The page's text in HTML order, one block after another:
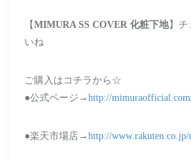
【MIMURA SS COVER 化粧下地】チ
いね
ご購入はコチラから☆
●公式ページ→ http://
●楽天市場店→ http://www.rakuten.co.jp/